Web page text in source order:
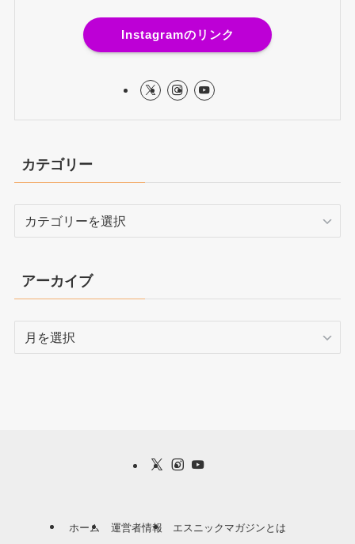
Instagramのリンク
カテゴリー
ー
アーカイブ
ホーム 運営者情報 エスニックマガジンとは